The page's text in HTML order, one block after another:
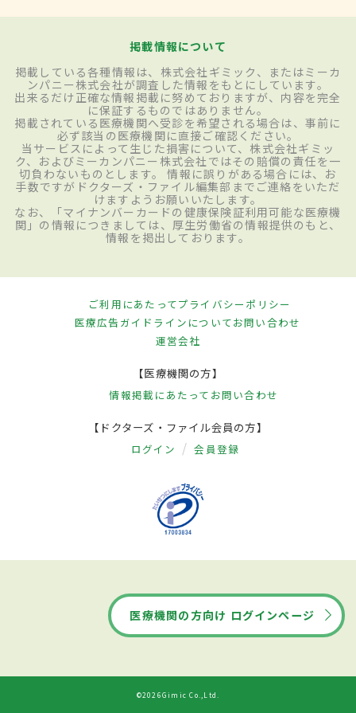
掲載情報について
掲載している各種情報は、株式会社ギミック、またはミーカ
ンパニー株式会社が調査した情報をもとにしています。
出来るだけ正確な情報掲載に努めておりますが、内容を完全
に保証するものではありません。
掲載されている医療機関へ受診を希望される場合は、事前に
必ず該当の医療機関に直接ご確認ください。
当サービスによって生じた損害について、株式会社ギミッ
ク、およびミーカンパニー株式会社ではその賠償の責任を一
切負わないものとします。 情報に誤りがある場合には、お
手数ですがドクターズ・ファイル編集部までご連絡をいただ
けますようお願いいたします。
なお、「マイナンバーカードの健康保険証利用可能な医療機
関」の情報につきましては、厚生労働省の情報提供のもと、
情報を掲出しております。
ご利用にあたってプライバシーポリシー
医療広告ガイドラインについてお問い合わせ
運営会社
【医療機関の方】
情報掲載にあたって お問い合わせ
【ドクターズ・ファイル会員の方】
ログイン 会員登録
医療機関の方向け ログインページ
©2026Gimic Co.,Ltd.